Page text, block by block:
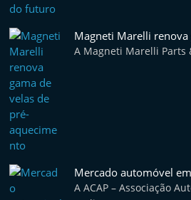
o
r
Magneti Marelli renova
A Magneti Marelli Parts
Mercado automóvel
A ACAP – Associação